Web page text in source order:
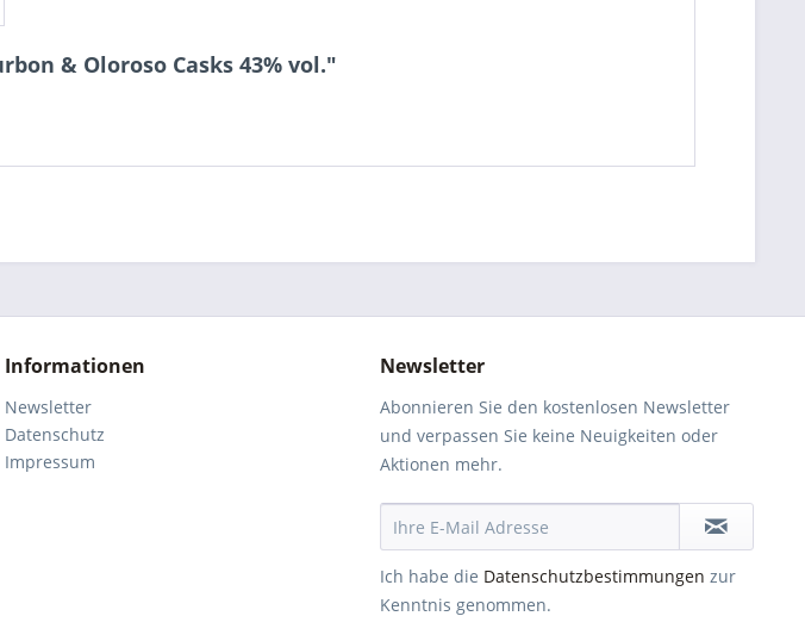
& Oloroso Casks 43% vol."
Informationen
Newsletter
Datenschutz
Impressum
Newsletter
Abonnieren Sie den kostenlosen Newsletter
und verpassen Sie keine Neuigkeiten oder
Aktionen mehr.
Ich habe die Datenschutzbestimmungen zur
Kenntnis genommen.